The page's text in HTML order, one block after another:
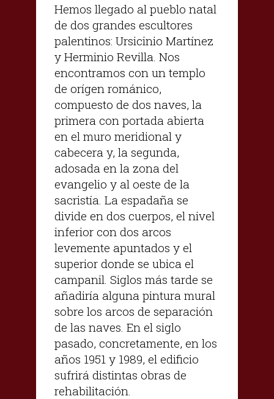
Hemos llegado al pueblo natal
de dos grandes escultores
palentinos: Ursicinio Martínez
y Herminio Revilla. Nos
encontramos con un templo
de orígen románico,
compuesto de dos naves, la
primera con portada abierta
en el muro meridional y
cabecera y, la segunda,
adosada en la zona del
evangelio y al oeste de la
sacristía. La espadaña se
divide en dos cuerpos, el nivel
inferior con dos arcos
levemente apuntados y el
superior donde se ubica el
campanil. Siglos más tarde se
añadiría alguna pintura mural
sobre los arcos de separación
de las naves. En el siglo
pasado, concretamente, en los
años 1951 y 1989, el edificio
sufrirá distintas obras de
rehabilitación.